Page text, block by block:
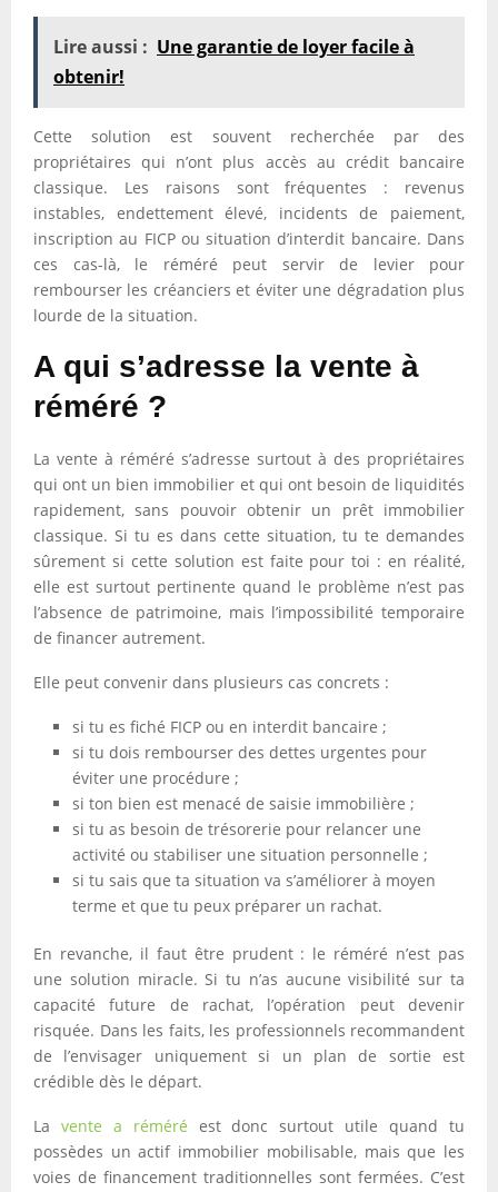
Lire aussi : Une garantie de loyer facile à
obtenir!
Cette solution est souvent recherchée par des
propriétaires qui n’ont plus accès au crédit bancaire
classique. Les raisons sont fréquentes : revenus
instables, endettement élevé, incidents de paiement,
inscription au FICP ou situation d’interdit bancaire. Dans
ces cas-là, le réméré peut servir de levier pour
rembourser les créanciers et éviter une dégradation plus
lourde de la situation.
A qui s’adresse la vente à
réméré ?
La vente à réméré s’adresse surtout à des propriétaires
qui ont un bien immobilier et qui ont besoin de liquidités
rapidement, sans pouvoir obtenir un prêt immobilier
classique. Si tu es dans cette situation, tu te demandes
sûrement si cette solution est faite pour toi : en réalité,
elle est surtout pertinente quand le problème n’est pas
l’absence de patrimoine, mais l’impossibilité temporaire
de financer autrement.
Elle peut convenir dans plusieurs cas concrets :
si tu es fiché FICP ou en interdit bancaire ;
si tu dois rembourser des dettes urgentes pour
éviter une procédure ;
si ton bien est menacé de saisie immobilière ;
si tu as besoin de trésorerie pour relancer une
activité ou stabiliser une situation personnelle ;
si tu sais que ta situation va s’améliorer à moyen
terme et que tu peux préparer un rachat.
En revanche, il faut être prudent : le réméré n’est pas
une solution miracle. Si tu n’as aucune visibilité sur ta
capacité future de rachat, l’opération peut devenir
risquée. Dans les faits, les professionnels recommandent
de l’envisager uniquement si un plan de sortie est
crédible dès le départ.
La vente a réméré est donc surtout utile quand tu
possèdes un actif immobilier mobilisable, mais que les
voies de financement traditionnelles sont fermées. C’est